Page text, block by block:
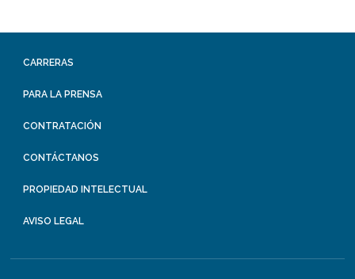
CARRERAS
PARA LA PRENSA
CONTRATACIÓN
CONTÁCTANOS
PROPIEDAD INTELECTUAL
AVISO LEGAL